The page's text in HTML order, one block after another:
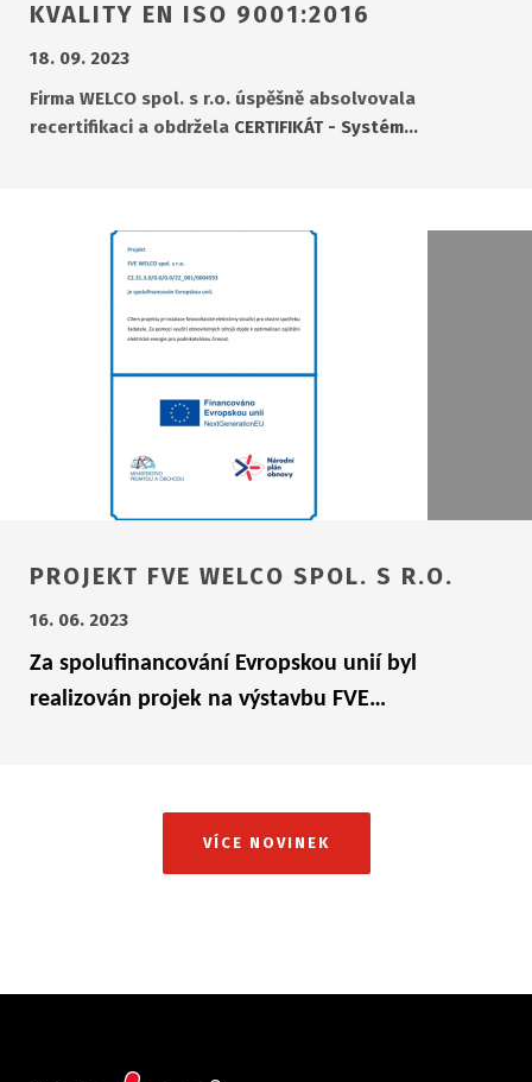
KVALITY EN ISO 9001:2016
18. 09. 2023
Firma WELCO spol. s r.o. úspěšně absolvovala
recertifikaci a obdržela CERTIFIKÁT - Systém…
PROJEKT FVE WELCO SPOL. S R.O.
16. 06. 2023
Za spolufinancování Evropskou unií byl
realizován projek na výstavbu FVE…
VÍCE NOVINEK